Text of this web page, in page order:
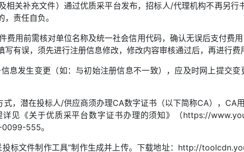
相关补充文件）通过优质采平台发布，招标人/代理机构不再另
责任自负。
费用前需核对单位名称及统一社会信用代码，确认无误后支付费
有误，须先进行注册信息修改，修改内容审核通过后，再进行费
息发生变更（如：与初始注册信息不一致），应及时网上提交
式，潜在投标人/供应商须办理CA数字证书（以下简称CA），CA
见《关于优质采平台数字证书办理的须知》（https://
555。
投标文件制作工具”制作生成并上传。下载地址：http://